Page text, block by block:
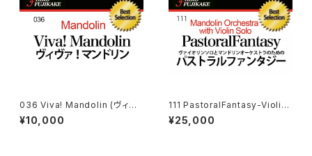
036 Viva! Mandolin (ヴィヴ
ァ！マンドリン）
¥10,000
111 PastoralFantasy-Violin
ヴァイオリンソロとマンドリンオ
ーケストラのためのパストラルフ
¥25,000